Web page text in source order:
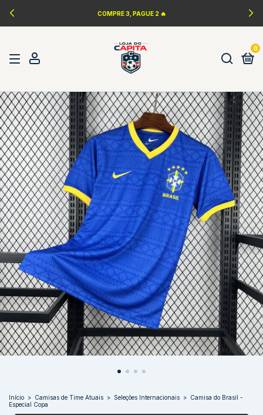
COMPRE 3, PAGUE 2 🔥
0
Início > Camisas de Time Atuais > Seleções Internacionais > Camisa do Brasil -
Especial Copa